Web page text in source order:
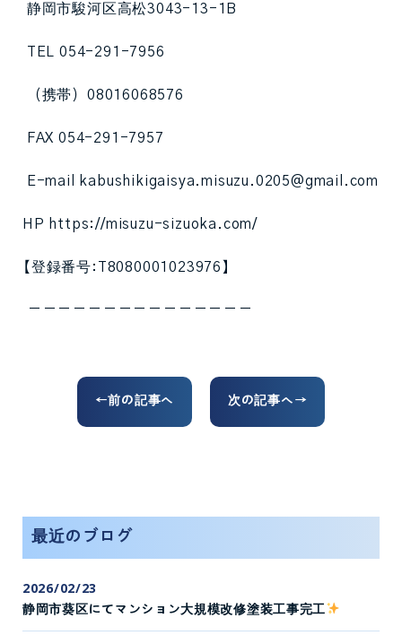
静岡市駿河区高松3043-13-1B
TEL 054-291-7956
（携帯）08016068576
FAX 054-291-7957
E-mail kabushikigaisya.misuzu.0205@gmail.com
HP https://misuzu-sizuoka.com/
【登録番号:T8080001023976】
ーーーーーーーーーーーーーーー
←前の記事へ 次の記事へ→
最近のブログ
2026/02/23
静岡市葵区にてマンション大規模改修塗装工事完工